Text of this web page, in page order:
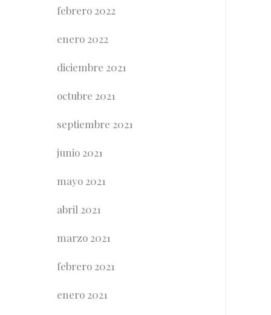
febrero 2022
enero 2022
diciembre 2021
octubre 2021
septiembre 2021
junio 2021
mayo 2021
abril 2021
marzo 2021
febrero 2021
enero 2021